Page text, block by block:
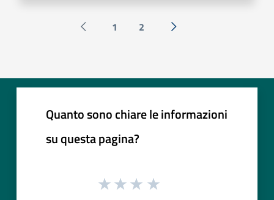
Pagina precedente
1 2 Successiva »
Quanto sono chiare le informazioni
su questa pagina?